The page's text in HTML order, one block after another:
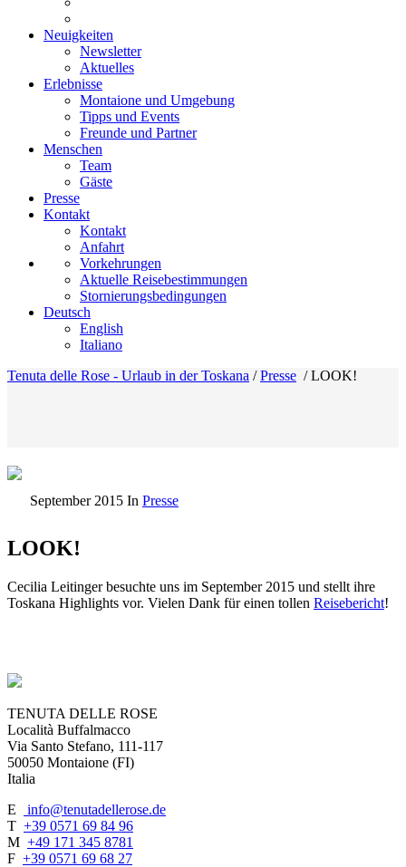
Neuigkeiten
Newsletter
Aktuelles
Erlebnisse
Montaione und Umgebung
Tipps und Events
Freunde und Partner
Menschen
Team
Gäste
Presse
Kontakt
Kontakt
Anfahrt
Vorkehrungen
Aktuelle Reisebestimmungen
Stornierungsbedingungen
Deutsch
English
Italiano
Tenuta delle Rose - Urlaub in der Toskana /Presse /LOOK!
September 2015 In Presse
LOOK!
Cecilia Leitinger besuchte uns im September 2015 und stellt ihre
Toskana Highlights vor. Vielen Dank für einen tollen Reisebericht!
TENUTA DELLE ROSE
Località Buffalmacco
Via Santo Stefano, 111-117
50050 Montaione (FI)
Italia
E
info@tenutadellerose.de
T +39 0571 69 84 96
M +49 171 345 8781
F +39 0571 69 68 27